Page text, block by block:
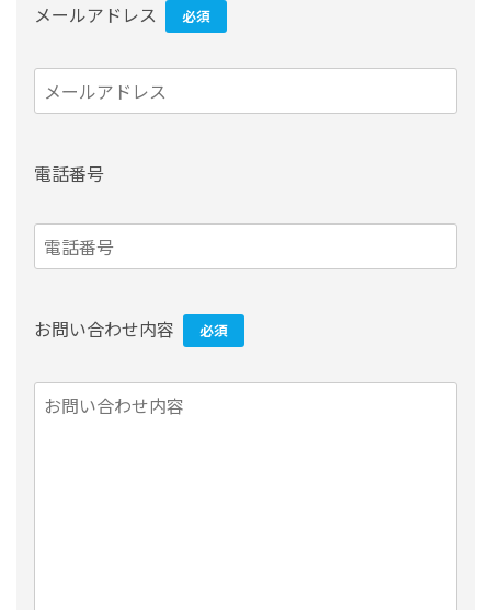
メールアドレス 必須
電話番号
お問い合わせ内容 必須